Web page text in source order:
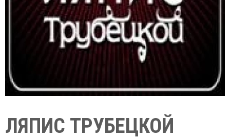
ЛЯПИС ТРУБЕЦКОЙ